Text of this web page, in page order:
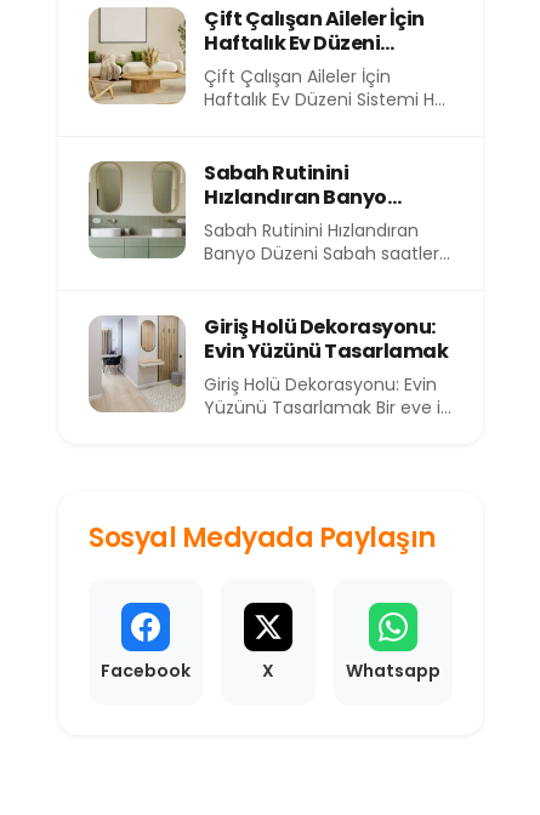
evimizin içindeki atmosfer
de...
Çift Çalışan Aileler İçin
Haftalık Ev Düzeni
Sistemi
Çift Çalışan Aileler İçin
Haftalık Ev Düzeni Sistemi Her
Sabah Rutinini
Hızlandıran Banyo
Düzeni
Sabah Rutinini Hızlandıran
Banyo Düzeni Sabah saatleri,
Giriş Holü Dekorasyonu:
Evin Yüzünü Tasarlamak
Giriş Holü Dekorasyonu: Evin
Yüzünü Tasarlamak Bir eve ilk
Sosyal Medyada Paylaşın
Facebook X Whatsapp